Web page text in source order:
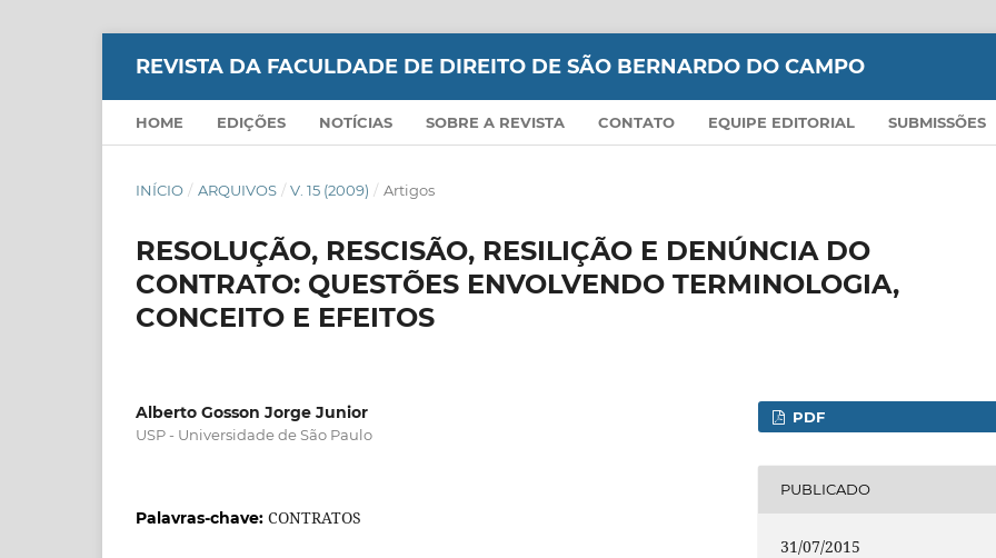
REVISTA DA FACULDADE DE DIREITO DE SÃO BERNARDO DO CAMPO
HOME EDIÇÕES NOTÍCIAS SOBRE A REVISTA CONTATO EQUIPE EDITORIAL SUBMISSÕES
INÍCIO / ARQUIVOS / V. 15 (2009) / Artigos
RESOLUÇÃO, RESCISÃO, RESILIÇÃO E DENÚNCIA DO
CONTRATO: QUESTÕES ENVOLVENDO TERMINOLOGIA,
CONCEITO E EFEITOS
Alberto Gosson Jorge Junior
USP - Universidade de São Paulo
Palavras-chave: CONTRATOS
PDF
PUBLICADO
31/07/2015